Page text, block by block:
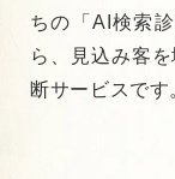
ちの
「AI検索
ら、
見込み客
断サービスです